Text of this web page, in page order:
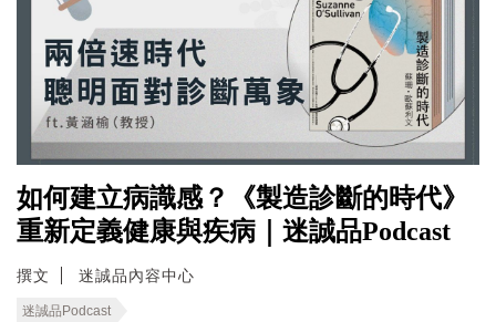
如何建立病識感？《製造診斷的時代》
重新定義健康與疾病｜迷誠品Podcast
撰文 迷誠品內容中心
迷誠品Podcast